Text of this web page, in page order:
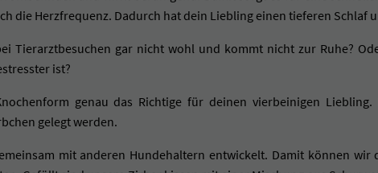
T
E
E
die Herzfrequenz. Dadurch hat dein Liebling einen tieferen Schlaf
Tierarztbesuchen gar nicht wohl und kommt nicht zur Ruhe?
ist?
genau das Richtige für deinen vierbeinigen
gelegt werden.
mit anderen Hundehaltern entwickelt. Damit können